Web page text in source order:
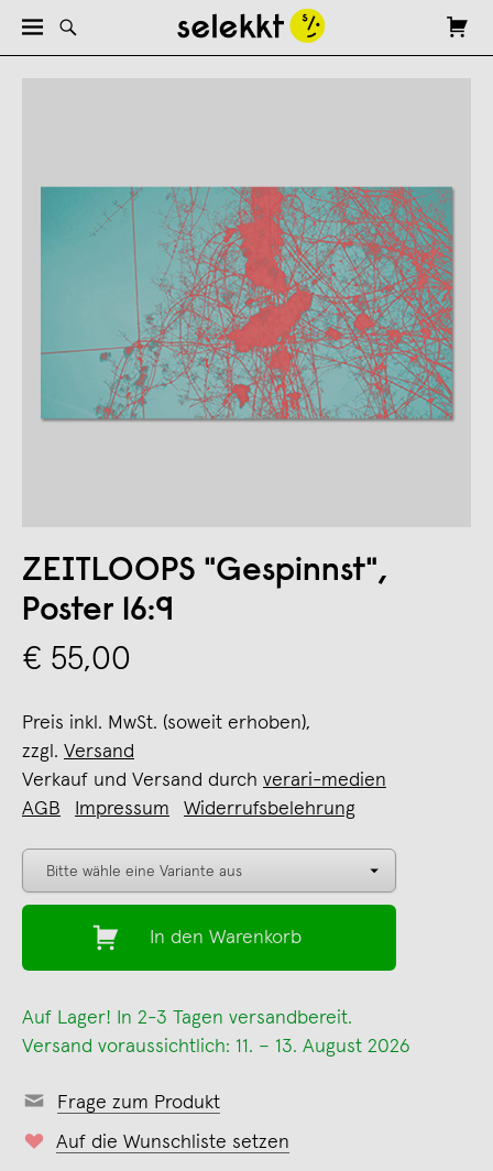
ZEITLOOPS "Gespinnst",
Poster 16:9
€ 55,00
Preis inkl. MwSt. (soweit erhoben),
zzgl. Versand
Verkauf und Versand durch verari-medien
AGB
Impressum Widerrufsbelehrung
In den Warenkorb
Auf Lager! In 2-3 Tagen versandbereit.
Versand voraussichtlich: 11. – 13. August 2026
Frage zum Produkt
Auf die Wunschliste setzen